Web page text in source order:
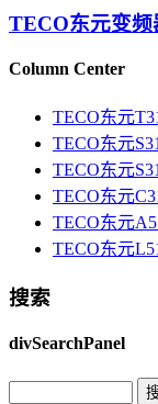
TECO东元变频
Column Center
TECO东元
TECO东元
TECO东元
TECO东元
TECO东元
TECO东元
搜索
divSearchPanel